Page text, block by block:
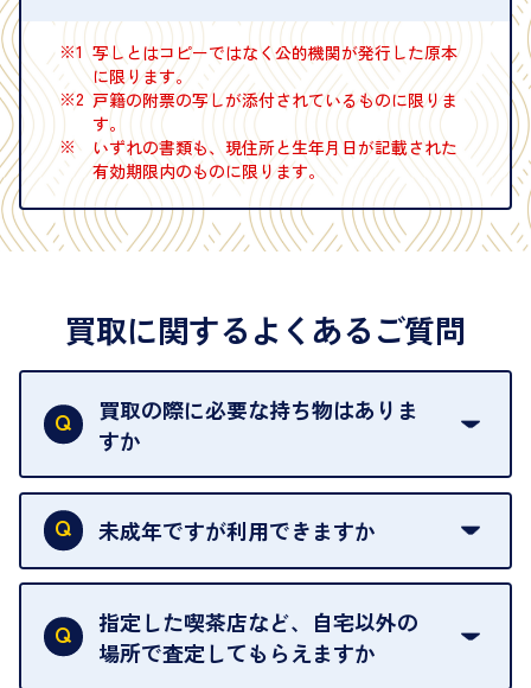
※1 写しとはコピーではなく公的機関が発行した原本
に限ります。
※2 戸籍の附票の写しが添付されているものに限りま
す。
※
いずれの書類も、現住所と生年月日が記載された
有効期限内のものに限ります。
買取に関するよくあるご質問
買取の際に必要な持ち物はありま
すか
本人確認書類をご用意ください。ご利用になれる書
類はこちらをご確認ください。
未成年ですが利用できますか
18歳未満の方は、保護者の同意があってもご利用い
ただけません。
指定した喫茶店など、自宅以外の
場所で査定してもらえますか